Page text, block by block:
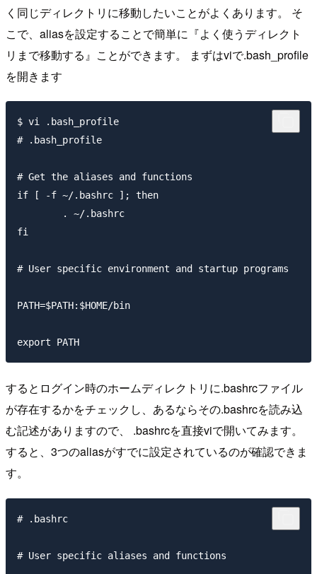
く同じディレクトリに移動したいことがよくあります。 そ
こで、aliasを設定することで簡単に『よく使うディレクト
リまで移動する』ことができます。 まずはviで.bash_profile
を開きます
$ vi .bash_profile
# .bash_profile
# Get the aliases and functions
if [ -f ~/.bashrc ]; then
        . ~/.bashrc
fi
# User specific environment and startup programs
PATH=$PATH:$HOME/bin
するとログイン時のホームディレクトリに.bashrcファイル
が存在するかをチェックし、あるならその.bashrcを読み込
む記述がありますので、 .bashrcを直接viで開いてみます。
すると、3つのaliasがすでに設定されているのが確認できま
す。
# .bashrc
# User specific aliases and functions